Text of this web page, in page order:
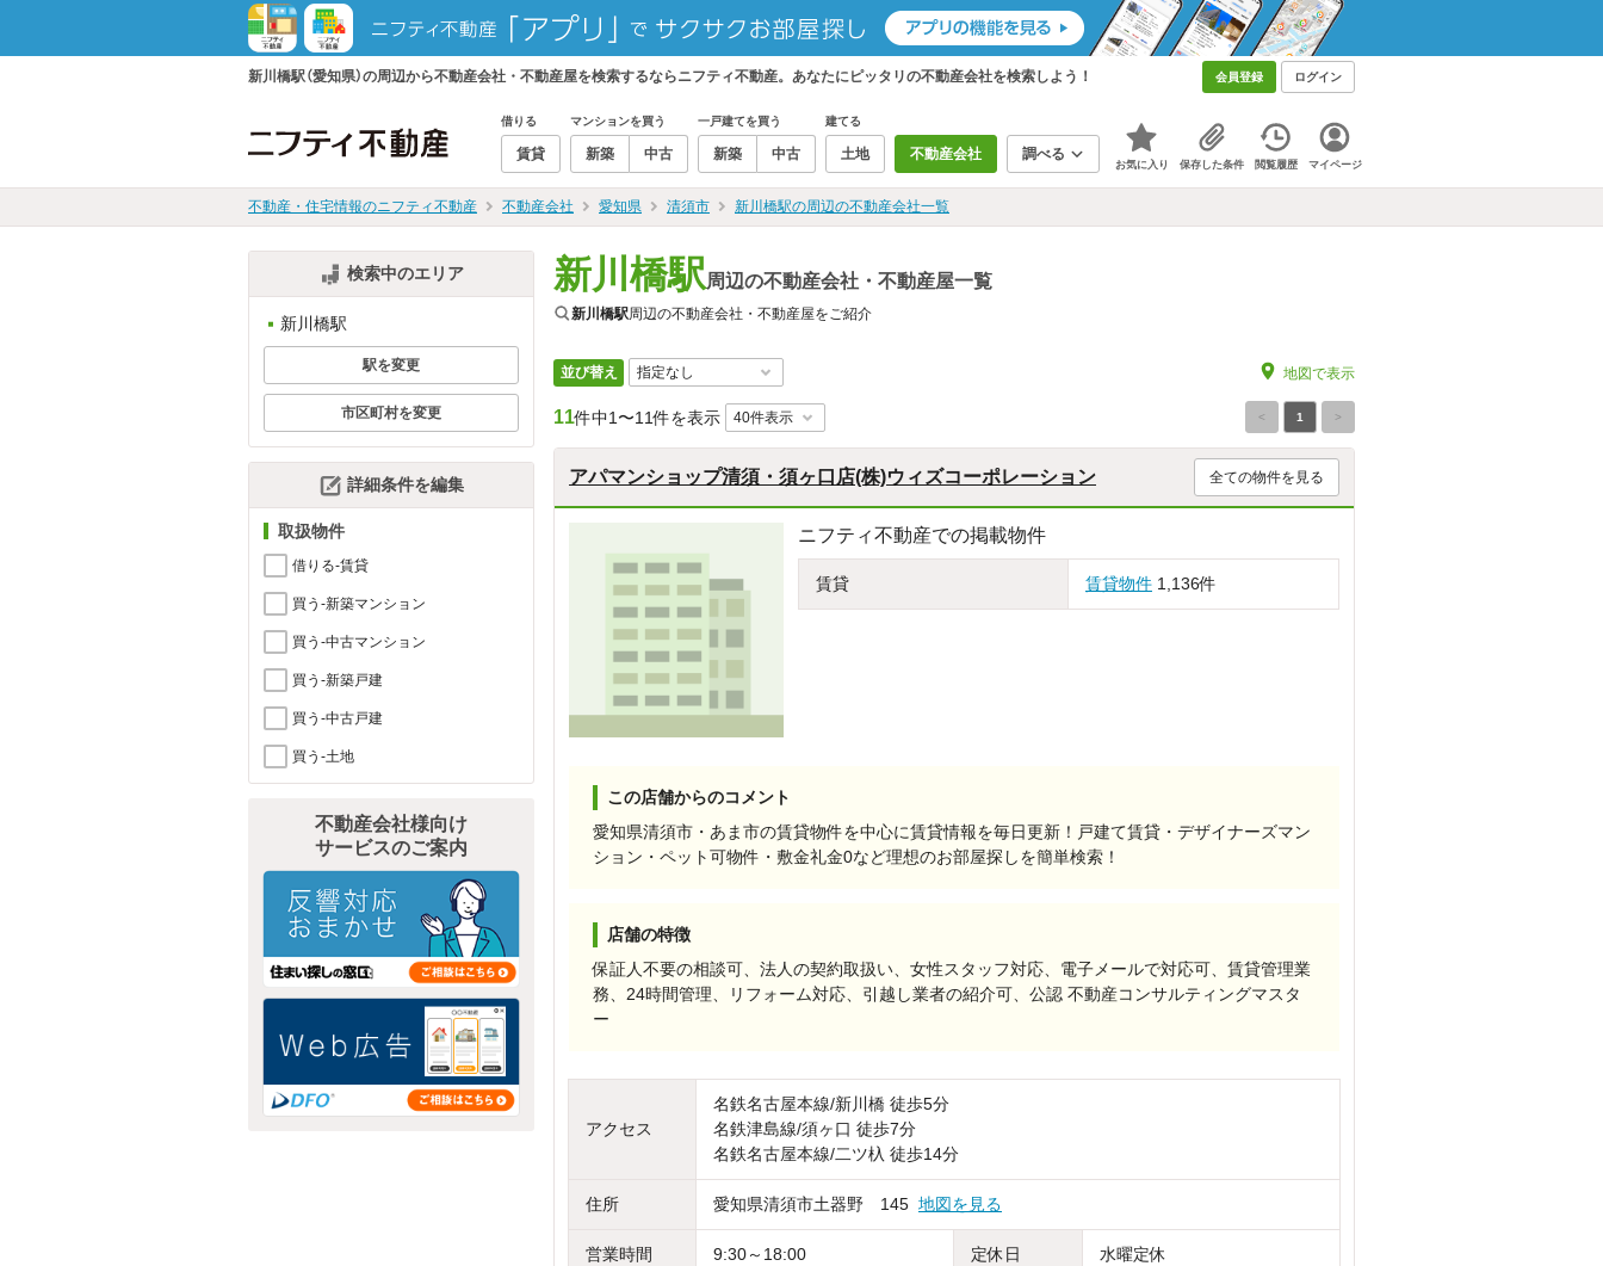
新川橋駅（愛知県）の周辺から不動産会社・不動産屋を検索するならニフティ不動産。あなたにピッタリの不動産会社を検索しよう！ 会員登録 ログイン
借りる
賃貸
マンションを買う
新築 中古
一戸建てを買う
新築 中古
建てる
土地 不動産会社 調べる
お気に入り 保存した条件 閲覧履歴 マイページ
不動産・住宅情報のニフティ不動産 不動産会社 愛知県 清須市 新川橋駅の周辺の不動産会社一覧
検索中のエリア
新川橋駅
駅を変更
市区町村を変更
詳細条件を編集
取扱物件
借りる-賃貸
買う-新築マンション
買う-中古マンション
買う-新築戸建
買う-中古戸建
買う-土地
不動産会社様向け
サービスのご案内
新川橋駅周辺の不動産会社・不動産屋一覧
新川橋駅周辺の不動産会社・不動産屋をご紹介
並び替え 地図で表示
11件中1〜11件を表示 < 1 >
アパマンショップ清須・須ヶ口店(株)ウィズコーポレーション 全ての物件を見る
ニフティ不動産での掲載物件
賃貸 賃貸物件 1,136件
この店舗からのコメント
愛知県清須市・あま市の賃貸物件を中心に賃貸情報を毎日更新！戸建て賃貸・デザイナーズマン
ション・ペット可物件・敷金礼金0など理想のお部屋探しを簡単検索！
店舗の特徴
保証人不要の相談可、法人の契約取扱い、女性スタッフ対応、電子メールで対応可、賃貸管理業
務、24時間管理、リフォーム対応、引越し業者の紹介可、公認 不動産コンサルティングマスタ
ー
アクセス
名鉄名古屋本線/新川橋 徒歩5分
名鉄津島線/須ヶ口 徒歩7分
名鉄名古屋本線/二ツ杁 徒歩14分
住所 愛知県清須市土器野 145 地図を見る
営業時間 9:30～18:00 定休日 水曜定休